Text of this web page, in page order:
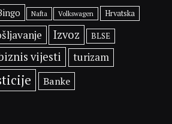
Nafta Volkswagen Hrvatska
Izvoz BLSE
vijesti turizam
Banke